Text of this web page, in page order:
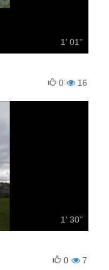
1' 01''
16
0
1' 30''
7
0